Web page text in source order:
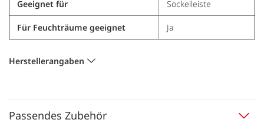
Geeignet für Sockelleiste
Für Feuchträume geeignet Ja
Herstellerangaben
Passendes Zubehör